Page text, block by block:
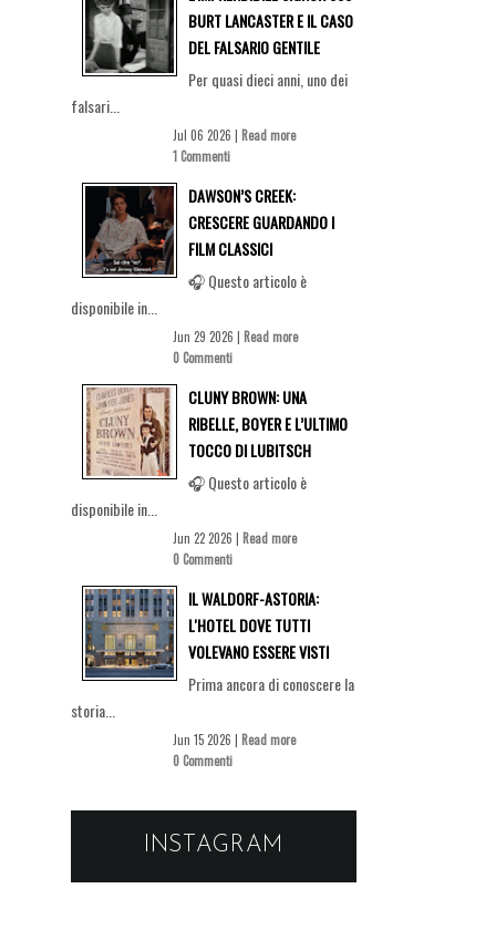
BURT LANCASTER E IL CASO
DEL FALSARIO GENTILE
Per quasi dieci anni, uno dei
falsari...
Jul 06 2026 | Read more
1 Commenti
DAWSON’S CREEK:
CRESCERE GUARDANDO I
FILM CLASSICI
🎧 Questo articolo è
disponibile in...
Jun 29 2026 | Read more
0 Commenti
CLUNY BROWN: UNA
RIBELLE, BOYER E L’ULTIMO
TOCCO DI LUBITSCH
🎧 Questo articolo è
disponibile in...
Jun 22 2026 | Read more
0 Commenti
IL WALDORF-ASTORIA:
L'HOTEL DOVE TUTTI
VOLEVANO ESSERE VISTI
Prima ancora di conoscere la
storia...
Jun 15 2026 | Read more
0 Commenti
INSTAGRAM